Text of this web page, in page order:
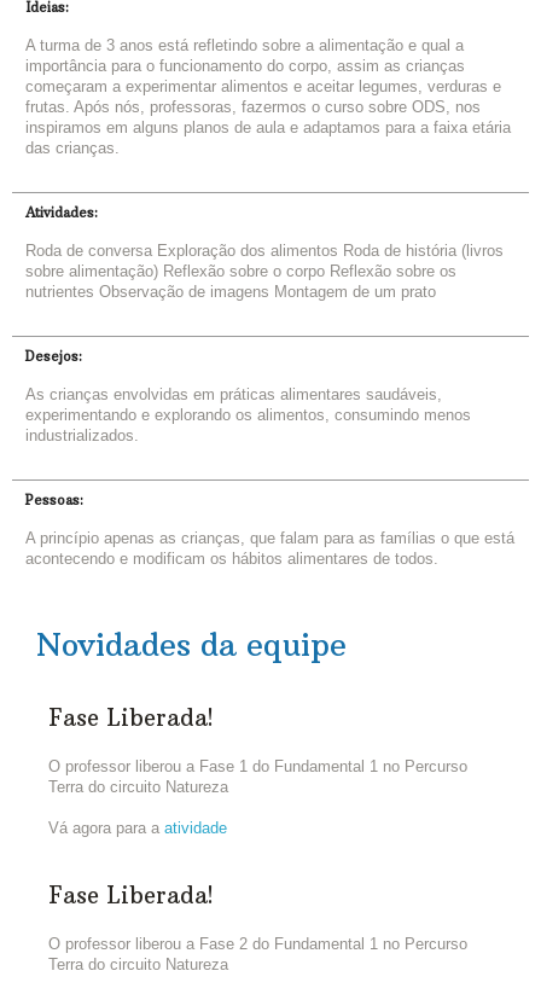
Ideias:
A turma de 3 anos está refletindo sobre a alimentação e qual a
importância para o funcionamento do corpo, assim as crianças
começaram a experimentar alimentos e aceitar legumes, verduras e
frutas. Após nós, professoras, fazermos o curso sobre ODS, nos
inspiramos em alguns planos de aula e adaptamos para a faixa etária
das crianças.
Atividades:
Roda de conversa Exploração dos alimentos Roda de história (livros
sobre alimentação) Reflexão sobre o corpo Reflexão sobre os
nutrientes Observação de imagens Montagem de um prato
Desejos:
As crianças envolvidas em práticas alimentares saudáveis,
experimentando e explorando os alimentos, consumindo menos
industrializados.
Pessoas:
A princípio apenas as crianças, que falam para as famílias o que está
acontecendo e modificam os hábitos alimentares de todos.
Novidades da equipe
Fase Liberada!
O professor liberou a Fase 1 do Fundamental 1 no Percurso
Terra do circuito Natureza
Vá agora para a atividade
Fase Liberada!
O professor liberou a Fase 2 do Fundamental 1 no Percurso
Terra do circuito Natureza